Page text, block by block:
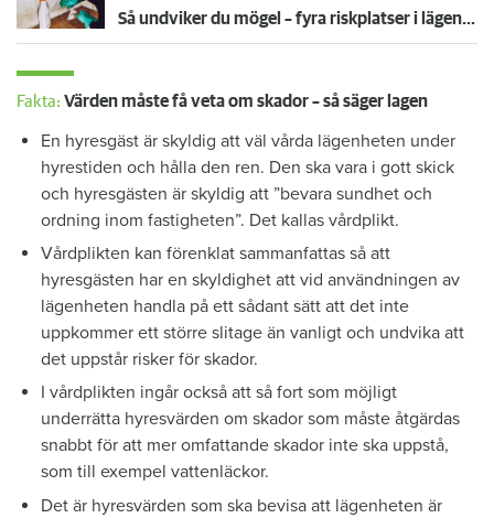
Så undviker du mögel – fyra riskplatser i lägenheten: ”Måste städa bort”
Fakta: Värden måste få veta om skador – så säger lagen
En hyresgäst är skyldig att väl vårda lägenheten under
hyrestiden och hålla den ren. Den ska vara i gott skick
och hyresgästen är skyldig att ”bevara sundhet och
ordning inom fastigheten”. Det kallas vårdplikt.
Vårdplikten kan förenklat sammanfattas så att
hyresgästen har en skyldighet att vid användningen av
lägenheten handla på ett sådant sätt att det inte
uppkommer ett större slitage än vanligt och undvika att
det uppstår risker för skador.
I vårdplikten ingår också att så fort som möjligt
underrätta hyresvärden om skador som måste åtgärdas
snabbt för att mer omfattande skador inte ska uppstå,
som till exempel vattenläckor.
Det är hyresvärden som ska bevisa att lägenheten är